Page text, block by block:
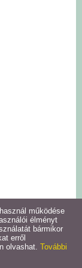
012
működése
élményt
bármikor
erről
olvashat. További